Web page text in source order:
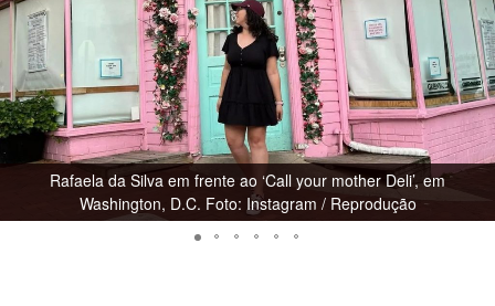
Rafaela da Silva em frente ao ‘Call your mother Deli’, em
Washington, D.C. Foto: Instagram / Reprodução